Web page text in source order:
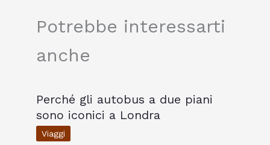
Potrebbe interessarti
anche
Perché gli autobus a due piani
sono iconici a Londra
Viaggi